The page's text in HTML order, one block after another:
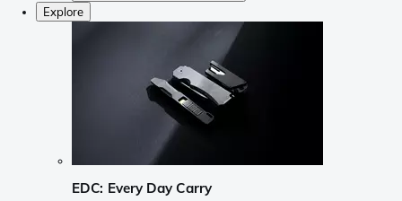
Explore
EDC: Every Day Carry